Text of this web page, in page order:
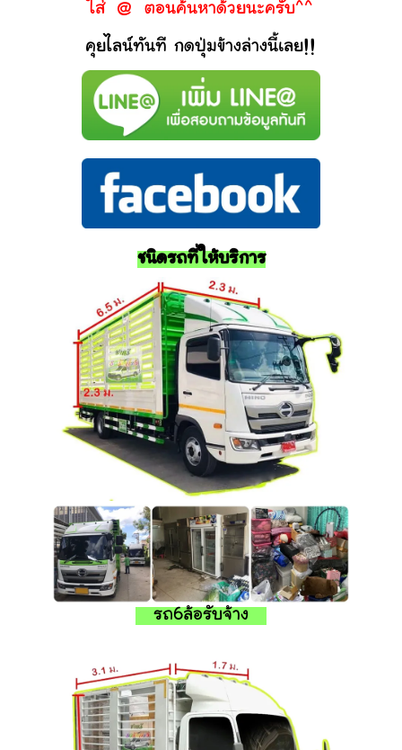
ใส่ @ ตอนค้นหาด้วยนะครับ^^
คุยไลน์ทันที กดปุ่มข้างล่างนี้เลย!!
ชนิดรถที่ให้บริการ
รถ6ล้อรับจ้าง